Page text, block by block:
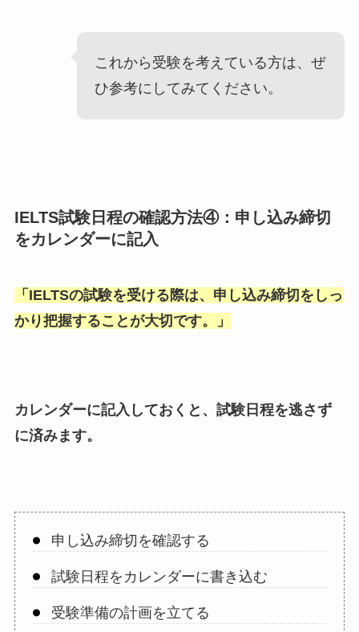
これから受験を考えている方は、ぜ
ひ参考にしてみてください。
IELTS試験日程の確認方法④：申し込み締切
をカレンダーに記入
「 IELTSの試験を受ける際は、申し込み締切をしっ
かり把握することが大切です。
」
カレンダーに記入しておくと、試験日程を逃さず
に済みます。
申し込み締切を確認する
試験日程をカレンダーに書き込む
受験準備の計画を立てる